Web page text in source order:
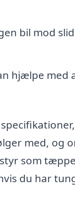
bil mod
hjælpe med
med, og
som
du har